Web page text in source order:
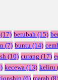
(17) berubah (15)
(7) buntu (14)
(10) curang (17)
kecewa (13) keliru
(6) marah (8)